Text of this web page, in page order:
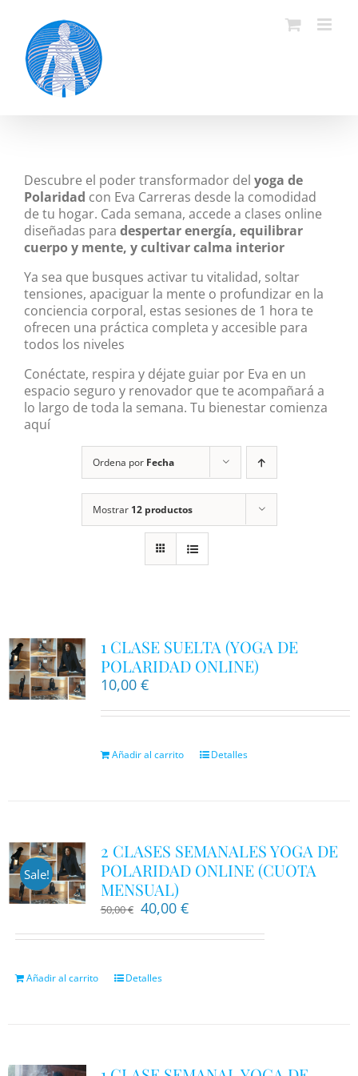
contenido
Descubre el poder transformador del yoga de
Polaridad con Eva Carreras desde la comodidad
de tu hogar. Cada semana, accede a clases online
diseñadas para despertar energía, equilibrar
cuerpo y mente, y cultivar calma interior
Ya sea que busques activar tu vitalidad, soltar
tensiones, apaciguar la mente o profundizar en la
conciencia corporal, estas sesiones de 1 hora te
ofrecen una práctica completa y accesible para
todos los niveles
Conéctate, respira y déjate guiar por Eva en un
espacio seguro y renovador que te acompañará a
lo largo de toda la semana. Tu bienestar comienza
aquí
Ordena por Fecha
Mostrar 12 productos
1 CLASE SUELTA (YOGA DE
POLARIDAD ONLINE)
10,00 €
Añadir al carrito Detalles
Sale!
2 CLASES SEMANALES YOGA DE
POLARIDAD ONLINE (CUOTA
MENSUAL)
50,00€ El
original
50,00 €.
40,00 €El
actual
Añadir al carrito Detalles